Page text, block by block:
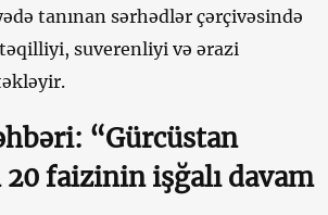
tanınan sərhədlər çərçivəsində
suverenliyi və ərazi
“Gürcüstan
faizinin işğalı davam